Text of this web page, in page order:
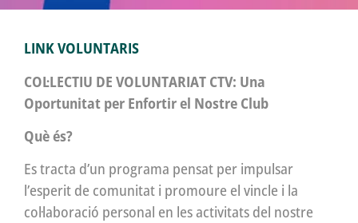
LINK VOLUNTARIS
COL·LECTIU DE VOLUNTARIAT CTV: Una
Oportunitat per Enfortir el Nostre Club
Què és?
Es tracta d’un programa pensat per impulsar
l’esperit de comunitat i promoure el vincle i la
col·laboració personal en les activitats del nostre